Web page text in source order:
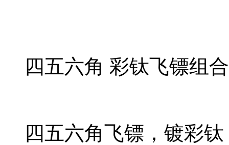
四五六角 彩钛飞镖组
四五六角飞镖，镀彩